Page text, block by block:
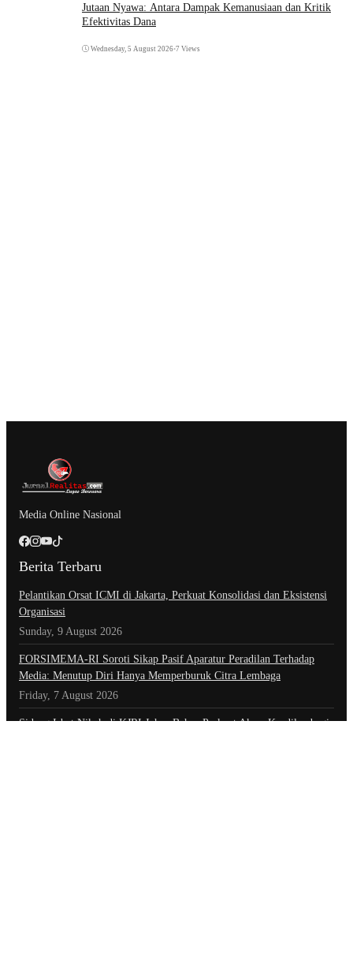
Jutaan Nyawa: Antara Dampak Kemanusiaan dan Kritik
Efektivitas Dana
Wednesday, 5 August 2026•7 Views
Media Online Nasional
Berita Terbaru
Pelantikan Orsat ICMI di Jakarta, Perkuat Konsolidasi dan Eksistensi
Organisasi
Sunday, 9 August 2026
​FORSIMEMA-RI Soroti Sikap Pasif Aparatur Peradilan Terhadap
Media: Menutup Diri Hanya Memperburuk Citra Lembaga
Friday, 7 August 2026
Sidang Isbat Nikah di KJRI Johor Bahru Perkuat Akses Keadilan bagi